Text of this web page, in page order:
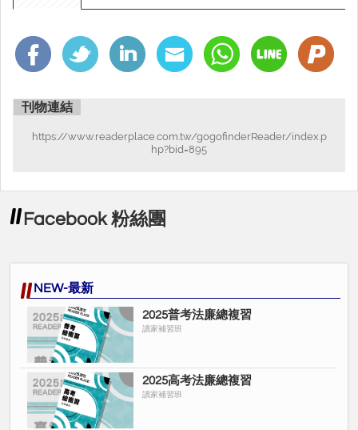
刊物連結
https://www.readerplace.com.tw/gogofinderReader/index.p
hp?bid=895
Facebook 粉絲團
NEW-最新
2025普考法廉總複習
讀家補習班
2025高考法廉總複習
讀家補習班